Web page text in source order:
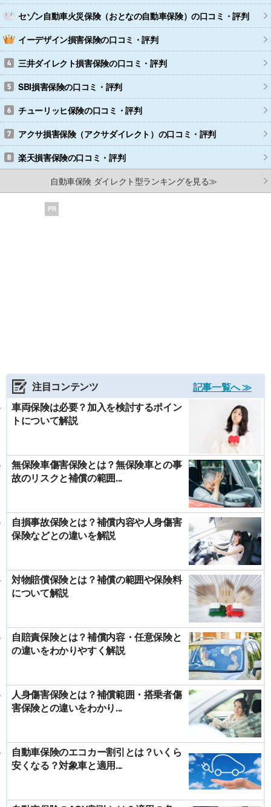
セゾン自動車火災保険（おとなの自動車保険）の口コミ・評判
イーデザイン損害保険の口コミ・評判
三井ダイレクト損害保険の口コミ・評判
SBI損害保険の口コミ・評判
チューリッヒ保険の口コミ・評判
アクサ損害保険（アクサダイレクト） の口コミ・評判
楽天損害保険の口コミ・評判
自動車保険 ダイレクト型ランキングを見る≫
PR
注目コンテンツ
記事一覧へ ≫
車両保険は必要？加入を検討するポイン
トについて解説
無保険車傷害保険とは？無保険車との事
故のリスクと補償の範囲...
自損事故保険とは？補償内容や人身傷害
保険などとの違いを解説
対物賠償保険とは？補償の範囲や保険料
について解説
自賠責保険とは？補償内容・任意保険と
の違いをわかりやすく解説
人身傷害保険とは？補償範囲・搭乗者傷
害保険との違いをわかり...
自動車保険のエコカー割引とは？いくら
安くなる？対象車と適用...